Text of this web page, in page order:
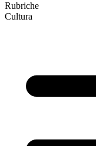
Rubriche
Cultura